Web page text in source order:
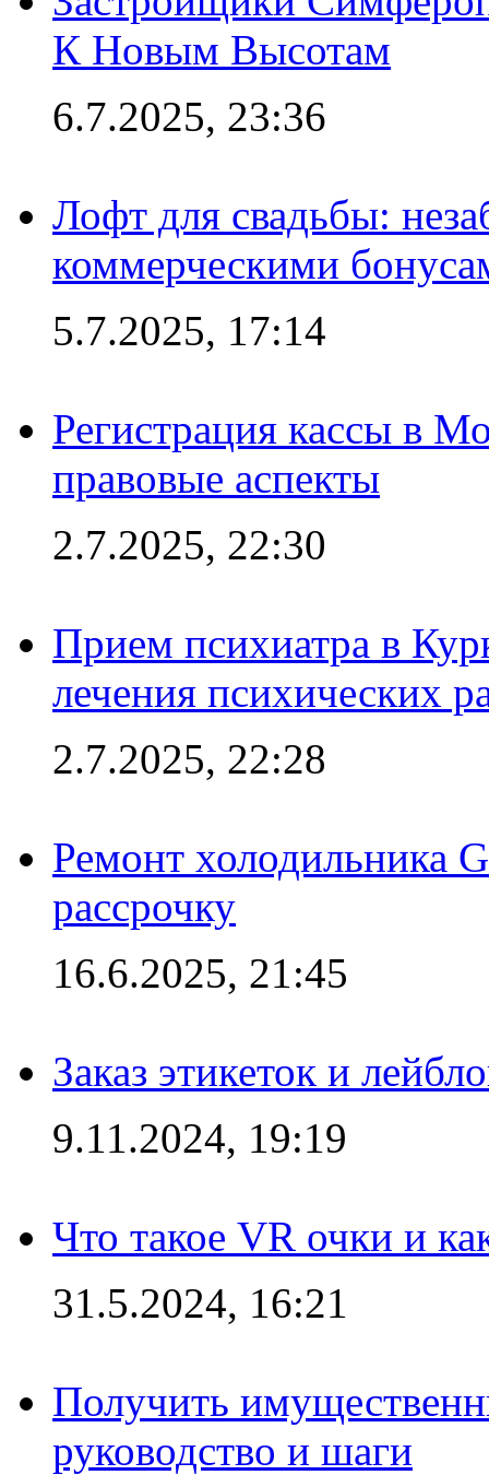
К Новым Высотам
6.7.2025, 23:36
Лофт для свадьбы:
коммерческими
5.7.2025, 17:14
Регистрация кассы в
правовые аспекты
2.7.2025, 22:30
Прием психиатра в
лечения психических
2.7.2025, 22:28
Ремонт холодильника
рассрочку
16.6.2025, 21:45
Заказ этикеток и
9.11.2024, 19:19
Что такое VR очки и
31.5.2024, 16:21
Получить
руководство и шаги